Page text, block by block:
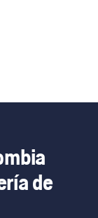
de